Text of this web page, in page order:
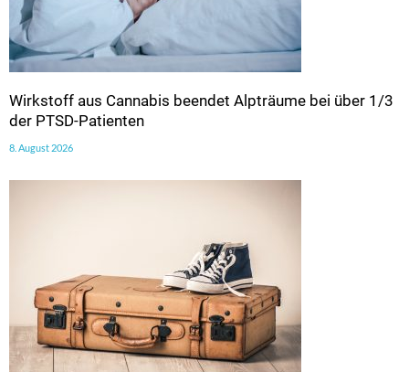
Wirkstoff aus Cannabis beendet Alpträume bei über 1/3
der PTSD-Patienten
8. August 2026